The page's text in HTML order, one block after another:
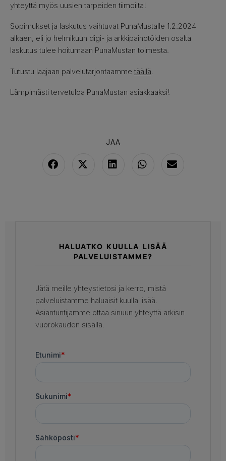
yhteyttä myös uusien tarpeiden tiimoilta!
Sopimukset ja laskutus vaihtuvat PunaMustalle 1.2.2024
alkaen, eli jo helmikuun digi- ja arkkipainotöiden osalta
laskutus tulee hoitumaan PunaMustan toimesta.
Tutustu laajaan palvelutarjontaamme täällä
Lämpimästi tervetuloa PunaMustan asiakkaaksi!
JAA
HALUATKO KUULLA LISÄÄ
PALVELUISTAMME?
Jätä meille yhteystietosi ja kerro, mistä
palveluistamme haluaisit kuulla lisää.
Asiantuntijamme ottaa sinuun yhteyttä arkisin
vuorokauden sisällä.